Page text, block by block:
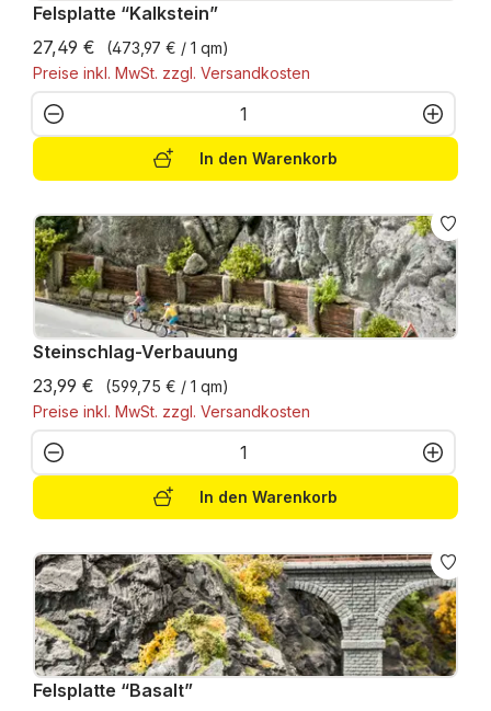
Felsplatte “Kalkstein”
27,49 €
(473,97 € / 1 qm)
Preise inkl. MwSt. zzgl. Versandkosten
Produkt Anzahl: Gib den
In den Warenkorb
Steinschlag-Verbauung
23,99 €
(599,75 € / 1 qm)
Preise inkl. MwSt. zzgl. Versandkosten
Produkt Anzahl: Gib den
In den Warenkorb
Felsplatte “Basalt”